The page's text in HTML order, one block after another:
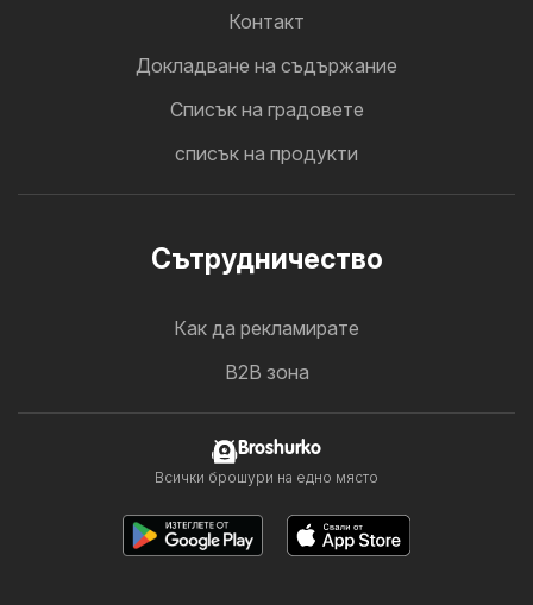
Контакт
Докладване на съдържание
Cписък на градовете
списък на продукти
Cътрудничество
Как да рекламирате
B2B зона
Broshurko
Всички брошури на едно място